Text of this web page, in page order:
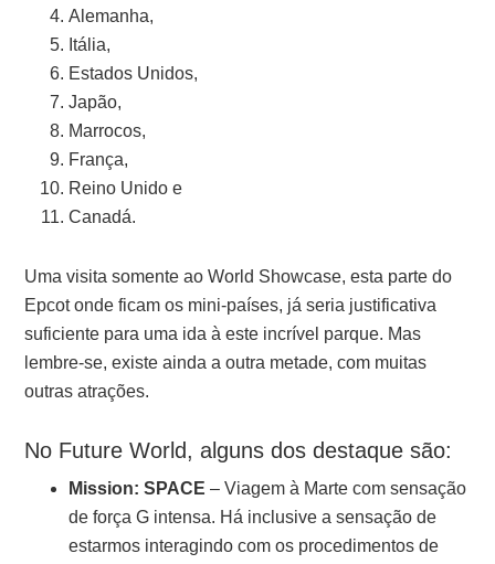
Alemanha,
Itália,
Estados Unidos,
Japão,
Marrocos,
França,
Reino Unido e
Canadá.
Uma visita somente ao World Showcase, esta parte do
Epcot onde ficam os mini-países, já seria justificativa
suficiente para uma ida à este incrível parque. Mas
lembre-se, existe ainda a outra metade, com muitas
outras atrações.
No Future World, alguns dos destaque são:
Mission: SPACE – Viagem à Marte com sensação
de força G intensa. Há inclusive a sensação de
estarmos interagindo com os procedimentos de